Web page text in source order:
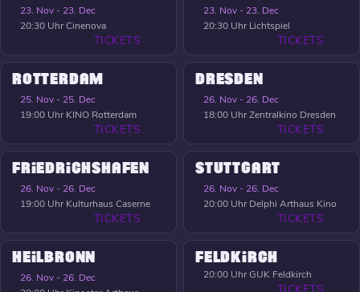
23. Nov - 23. Dec
20:30 UhrCinenova
TICKETS
23. Nov - 23. Dec
20:30 Uhr Lichtspiel
TICKETS
ROTTERDAM
25. Nov - 25. Dec
19:00 Uhr KINO Rotterdam
TICKETS
DRESDEN
26. Nov - 26. Dec
18:00 UhrZentralkino Dresden
TICKETS
FRIEDRICHSHAFEN
26. Nov - 26. Dec
19:00 Uhr Kulturhaus Caserne
TICKETS
STUTTGART
26. Nov - 26. Dec
20:00 Uhr Delphi Arthaus Kino
TICKETS
HEILBRONN
26. Nov - 26. Dec
FELDKIRCH
20:00 UhrGUK Feldkirch